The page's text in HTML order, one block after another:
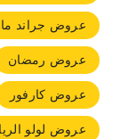
عروض جراند
عروض رمضان
عروض كارفور
عروض لولو